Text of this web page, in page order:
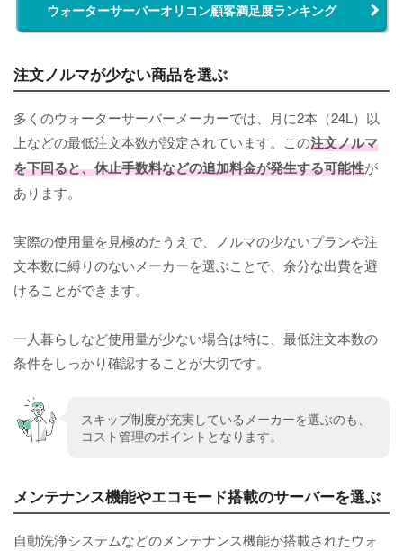
ウォーターサーバーオリコン顧客満足度ランキング
注文ノルマが少ない商品を選ぶ
多くのウォーターサーバーメーカーでは、月に2本（24L）以
上などの最低注文本数が設定されています。この注文ノルマ
を下回ると、休止手数料などの追加料金が発生する可能性が
あります。
実際の使用量を見極めたうえで、ノルマの少ないプランや注
文本数に縛りのないメーカーを選ぶことで、余分な出費を避
けることができます。
一人暮らしなど使用量が少ない場合は特に、最低注文本数の
条件をしっかり確認することが大切です。
スキップ制度が充実しているメーカーを選ぶのも、
コスト管理のポイントとなります。
メンテナンス機能やエコモード搭載のサーバーを選ぶ
自動洗浄システムなどのメンテナンス機能が搭載されたウォ